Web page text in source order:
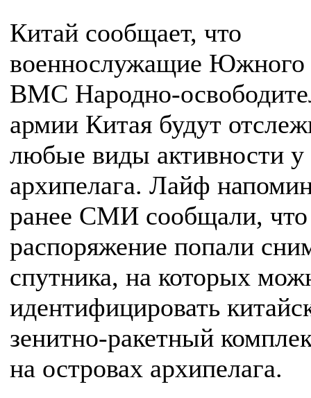
Китай сообщает, что
военнослужащие Южного
ВМС Народно-
армии Китая будут
любые виды активности у
архипелага. Лайф
ранее СМИ сообщали,
распоряжение попали
спутника, на которых
идентифицировать
зенитно-ракетный
на островах архипелага.